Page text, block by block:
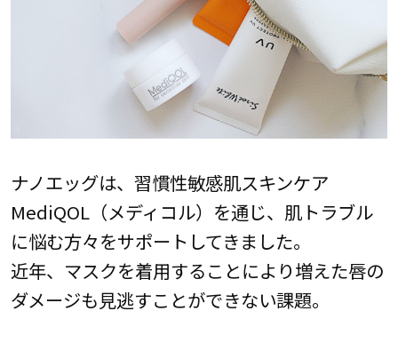
ナノエッグは、習慣性敏感肌スキンケア
MediQOL（メディコル）を通じ、肌トラブル
に悩む方々をサポートしてきました。
近年、マスクを着用することにより増えた唇の
ダメージも見逃すことができない課題。